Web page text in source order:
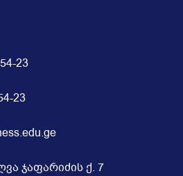
23
23
ჯაფარიძის ქ. 7